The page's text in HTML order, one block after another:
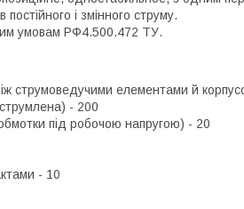
і змінного струму.
умовам РФ4.500.472 ТУ.
струмоведучими елементами й
- 200
під робочою напругою) - 20
- 10